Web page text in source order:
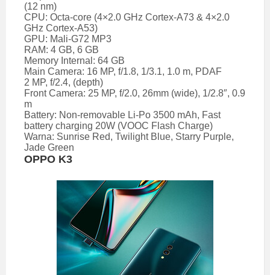
(12 nm)
CPU: Octa-core (4×2.0 GHz Cortex-A73 & 4×2.0
GHz Cortex-A53)
GPU: Mali-G72 MP3
RAM: 4 GB, 6 GB
Memory Internal: 64 GB
Main Camera: 16 MP, f/1.8, 1/3.1, 1.0 m, PDAF
2 MP, f/2.4, (depth)
Front Camera: 25 MP, f/2.0, 26mm (wide), 1/2.8″, 0.9
m
Battery: Non-removable Li-Po 3500 mAh, Fast
battery charging 20W (VOOC Flash Charge)
Warna: Sunrise Red, Twilight Blue, Starry Purple,
Jade Green
OPPO K3